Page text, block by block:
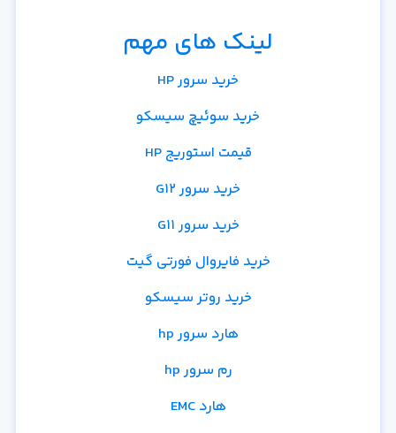
لینک های مهم
خرید سرور HP
خرید سوئیچ سیسکو
قیمت استوریج HP
خرید سرور G12
خرید سرور G11
خرید فایروال فورتی گیت
خرید روتر سیسکو
هارد سرور hp
رم سرور hp
هارد EMC